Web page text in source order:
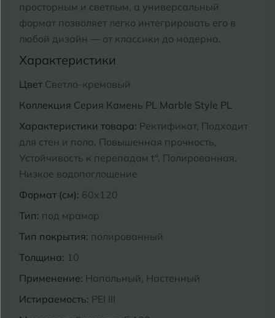
просторным и светлым, а универсальный
формат позволяет легко интегрировать его в
любой дизайн — от классики до модерна.
Характеристики
Цвет Светло-кремовый
Коллекция Серия Камень PL Marble Style PL
Характеристики товара: Ректификат, Подходит
для стен и пола, Повышенная прочность,
Устойчивость к перепадам t°, Полированная,
Низкое водопоглощение
Формат (см): 60x120
Тип: под мрамор
Тип покрытия: полированный
Толщина: 10
Применение: Напольный, Настенный
Истираемость: PEI III
Ковров
Кострома
Котлас
Курганинск
Майкоп
Муром
У Улан-Удэ
Ч Чебоксары